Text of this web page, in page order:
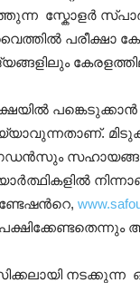
സ്കോളർ
പരീക്ഷാ
സഹായങ്ങളും
നടക്കുന്ന